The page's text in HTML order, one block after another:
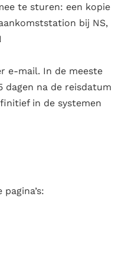
te sturen: een kopie
bij NS,
e-mail. In de meeste
dagen na de reisdatum
in de systemen